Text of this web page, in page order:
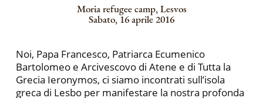
Moria refugee camp, Lesvos
Sabato, 16 aprile 2016
Noi, Papa Francesco, Patriarca Ecumenico
Bartolomeo e Arcivescovo di Atene e di Tutta la
Grecia Ieronymos, ci siamo incontrati sull’isola
greca di Lesbo per manifestare la nostra profonda